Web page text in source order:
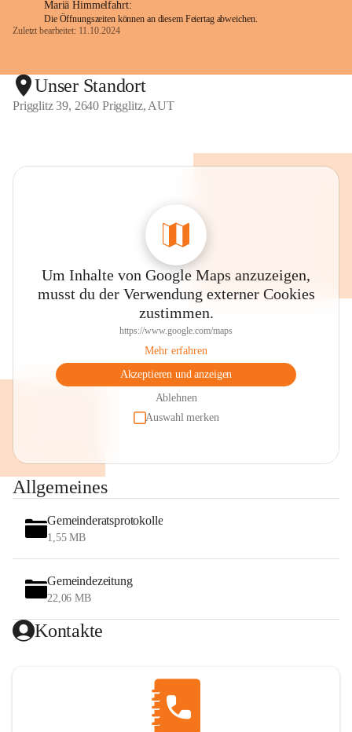
Mariä Himmelfahrt:
Die Öffnungszeiten können an diesem Feiertag abweichen.
Zuletzt bearbeitet: 11.10.2024
Unser Standort
Prigglitz 39, 2640 Prigglitz, AUT
Um Inhalte von Google Maps anzuzeigen,
musst du der Verwendung externer Cookies
zustimmen.
https://www.google.com/maps
Mehr erfahren
Akzeptieren und anzeigen
Ablehnen
Auswahl merken
Allgemeines
Gemeinderatsprotokolle
1,55 MB
Gemeindezeitung
22,06 MB
Kontakte